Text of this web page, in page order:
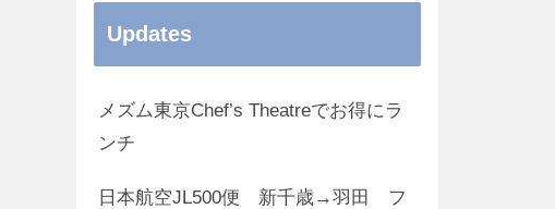
Updates
メズム東京Chef’s Theatreでお得にラ
ンチ
日本航空JL500便 新千歳→羽田 フ